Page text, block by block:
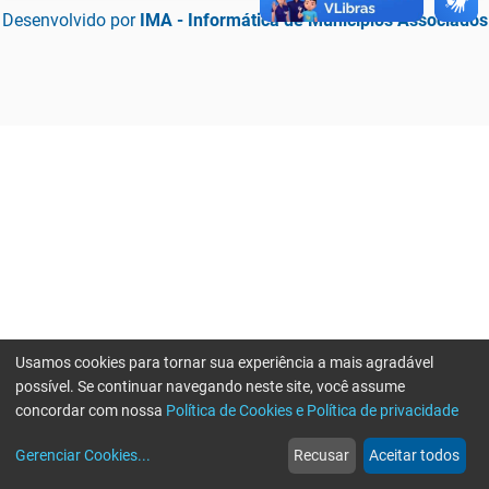
Desenvolvido por IMA - Informática de Municípios Associados
web
Notícias
more_horiz
Mais
Usamos cookies para tornar sua experiência a mais agradável
possível. Se continuar navegando neste site, você assume
concordar com nossa Política de Cookies e Política de privacidade
Gerenciar Cookies... Recusar Aceitar todos
Erro ao enviar informações, por favor tente novamente